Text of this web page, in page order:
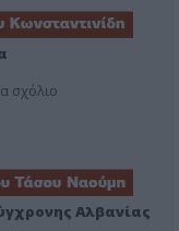
σχόλιο
Αλβανίας